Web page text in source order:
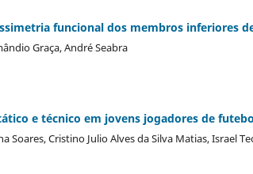
funcional dos membros inferiores
Graça, André Seabra
e técnico em jovens jogadores de
Soares, Cristino Julio Alves da Silva Matias, Israel